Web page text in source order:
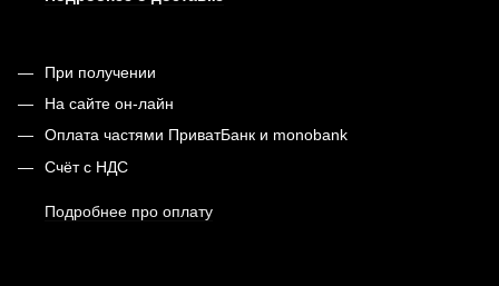
При получении
На сайте он-лайн
Оплата частями ПриватБанк и monobank
Счёт с НДС
Подробнее про оплату